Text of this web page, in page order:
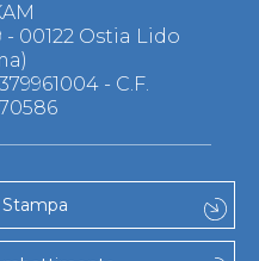
00122 Ostia Lido
- C.F.